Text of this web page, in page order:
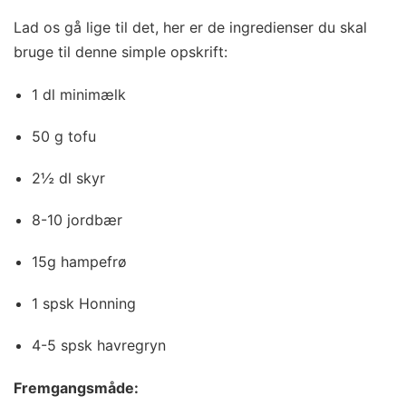
Lad os gå lige til det, her er de ingredienser du skal
bruge til denne simple opskrift:
1 dl minimælk
50 g tofu
2½ dl skyr
8-10 jordbær
15g hampefrø
1 spsk Honning
4-5 spsk havregryn
Fremgangsmåde: